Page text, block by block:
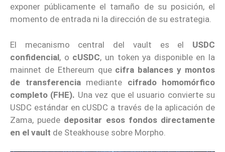
exponer públicamente el tamaño de su posición, el
momento de entrada ni la dirección de su estrategia.
El mecanismo central del vault es el USDC
confidencial, o cUSDC, un token ya disponible en la
mainnet de Ethereum que cifra balances y montos
de transferenciamediante cifrado homomórfico
completo (FHE). Una vez que el usuario convierte su
USDC estándar en cUSDC a través de la aplicación de
Zama, puede depositar esos fondos directamente
en el vault de Steakhouse sobre Morpho.